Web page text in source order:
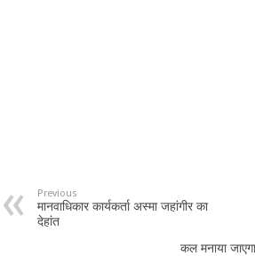
Previous
मानवाधिकार कार्यकर्ता अस्मा जहांगीर का
देहांत
कल मनाया जाएगा